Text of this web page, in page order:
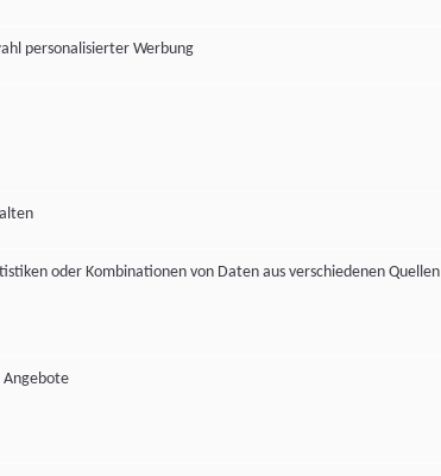
personalisierter Werbung
oder Kombinationen von Daten aus verschiedenen Quellen
Angebote